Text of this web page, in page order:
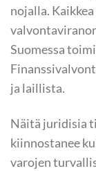
nojalla.
Suomessa
ja laillista.
Näitä juridisia
kiinnostanee
varojen